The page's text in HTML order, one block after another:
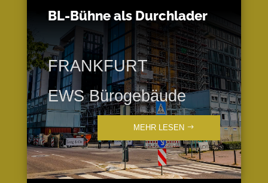
BL-Bühne als Durchlader
FRANKFURT
EWS Bürogebäude
MEHR LESEN